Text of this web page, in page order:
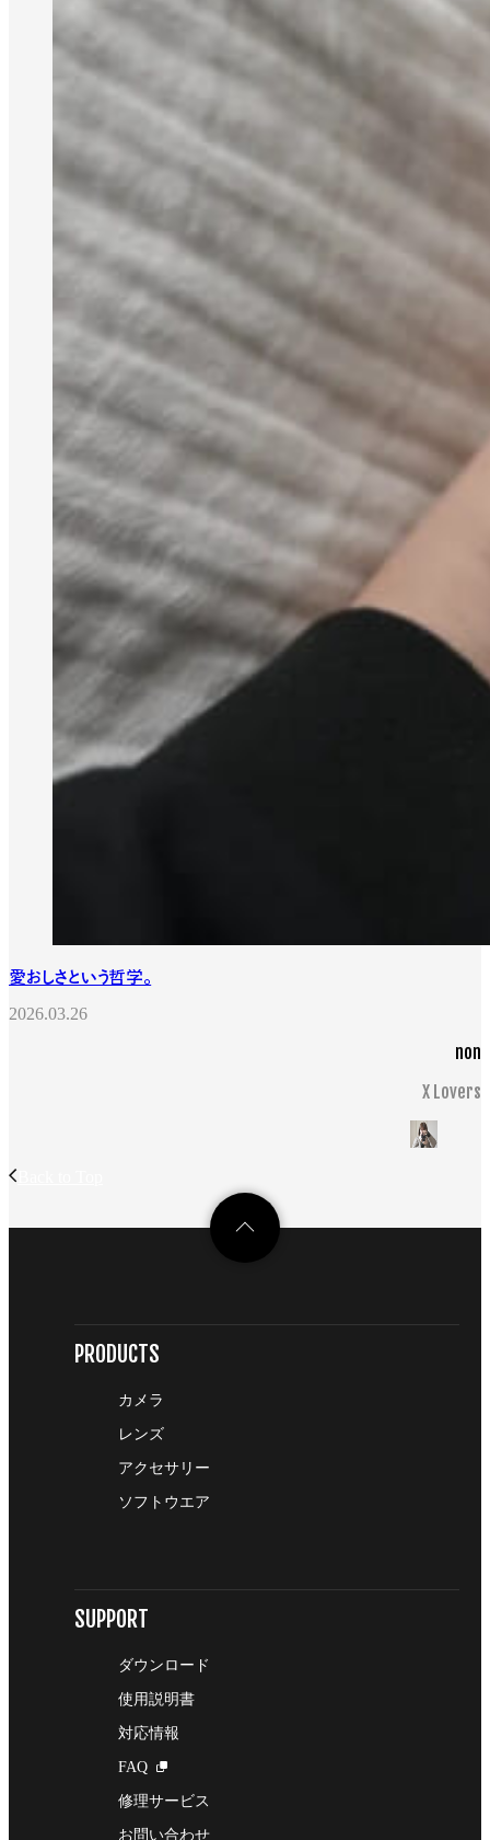
愛おしさという哲学。
2026.03.26
non
X Lovers
PRODUCTS
カメラ
レンズ
アクセサリー
ソフトウエア
SUPPORT
ダウンロード
使用説明書
対応情報
FAQ
修理サービス
お問い合わせ